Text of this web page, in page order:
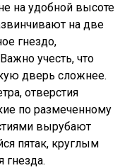
на удобной высоте
на две
гнездо,
учесть, что
дверь сложнее.
отверстия
по размеченному
вырубают
пятак, круглым
гнезда.